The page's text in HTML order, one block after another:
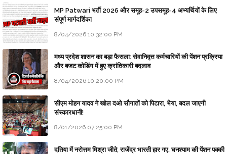
MP Patwari भर्ती 2026 और समूह-2 उपसमूह-4 अभ्यर्थियों के लिए
संपूर्ण मार्गदर्शिका
8/04/2026 10:32:00 PM
मध्य प्रदेश शासन का बड़ा फैसला: सेवानिवृत्त कर्मचारियों की पेंशन प्रक्रिया
और बजट कोडिंग में हुए क्रांतिकारी बदलाव
8/04/2026 10:20:00 PM
सीएम मोहन यादव ने खोल दओ सौगातों को पिटारा, भैया, बदल जाएगी
संस्कारधानी!
8/01/2026 07:25:00 PM
दतिया में नरोत्तम मिश्रा जीते, राजेंद्र भारती हार गए, घनश्याम की पेंशन पक्की